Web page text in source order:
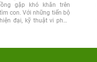
gặp khó khăn trên
con. Với những tiến bộ
đại, kỹ thuật vi phẫu